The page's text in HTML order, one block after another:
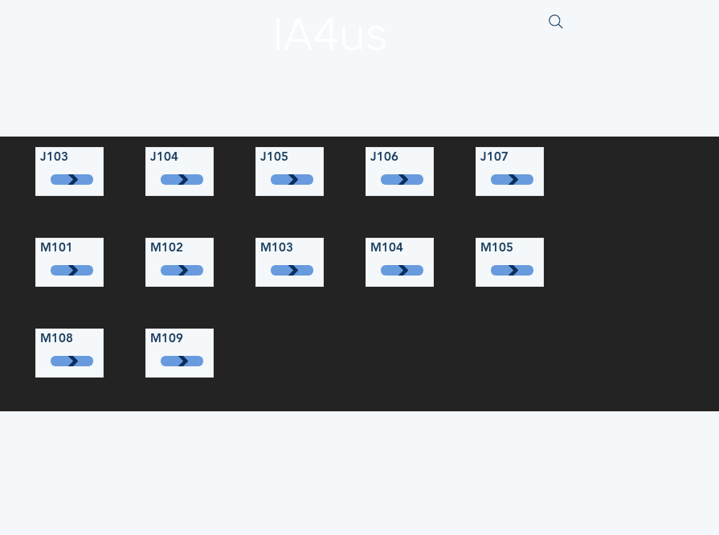
J103
M101
M108
J104
M102
M109
J105
M103
J106
M104
J107
M105